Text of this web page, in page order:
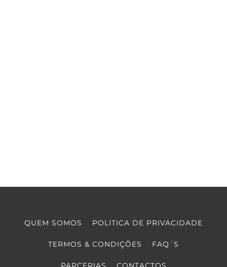
QUEM SOMOS POLITICA DE PRIVACIDADE
TERMOS & CONDIÇÕES FAQ´S